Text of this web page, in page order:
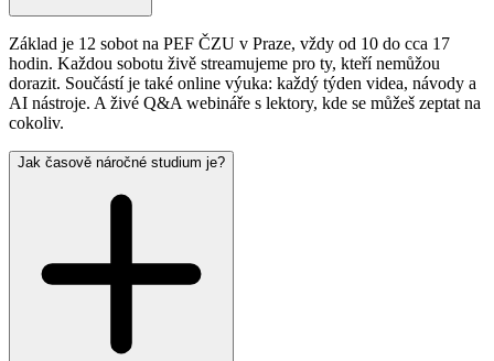
Základ je 12 sobot na PEF ČZU v Praze, vždy od 10 do cca 17
hodin. Každou sobotu živě streamujeme pro ty, kteří nemůžou
dorazit. Součástí je také online výuka: každý týden videa, návody a
AI nástroje. A živé Q&A webináře s lektory, kde se můžeš zeptat na
cokoliv.
Jak časově náročné studium je?